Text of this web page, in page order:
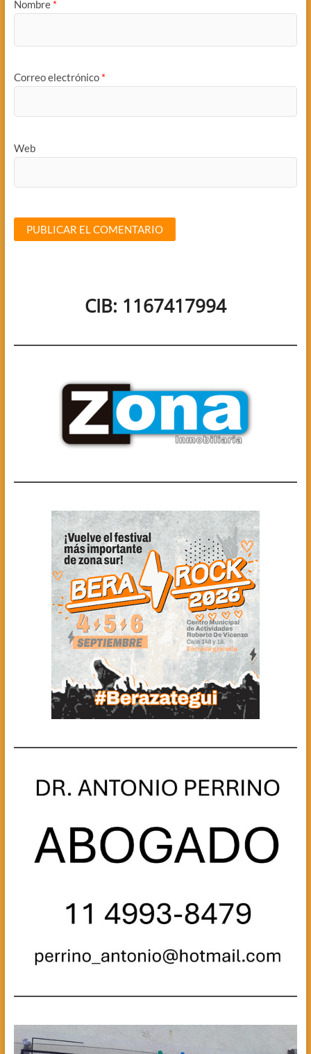
Nombre *
Correo electrónico *
Web
CIB: 1167417994